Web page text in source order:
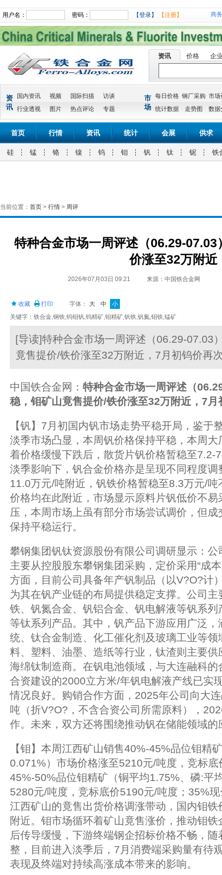
用户名： 密码： 【登录】 【注册】 商
资讯 价格 企
资
讯
国内资讯 视频 国际扫描
访谈
行业透视
图片 热点评论 专题
市
场
每日价格 钢厂采购 市场
统计数据
走势图 数据
首页 行情 资讯 统计 会展 供求
硅 锰 铬 镍 钨 钼 钒 钛 铌 铁
当前位置： 首页 > 行情 > 周评
特种合金市场一周评述（06.29-
价涨至32万附近
2026年07月03日 09:21 来源：中国铁合金网
收藏 打印 字体： 大 中
小
关键字：铁合金,钢铁,钨钼钒,钨精矿,钼精矿,钒铁,钒氮,钼铁,锰矿
[导读]特种合金市场一周评述（06.29-07.03
竟售提价/铁价涨至32万附近，7月初钨价再
中国铁合金网： 特种合金市场一周评述（
稳，钼矿山竟售提价/铁价涨至32万附近， 7 月
【钒】7月初国内钒市场走势平稳开局，鉴于
淡季市场凸显，本周钒价格保持平稳，本周
着价格缓慢下跌后，散货片钒价格暂稳至7.2-
淡季影响下，钒合金价格亦是呈现不同程度
11.0万元/吨附近，钒铁价格暂稳至8.3万元/
价格均在此附近，市场显示原料片钒低价不
压，本周市场上虽有部分市场尝试调价，但
保持平稳运行。
攀钢集团钒钛资源股份有限公司调研显示：
主要从控股股东攀钢集团采购，定价采用“成
方面，目前公司具备年产钒制品（以V?O?计
为其在钒产业链的布局提供稳定支撑。公司
铁、钒氮合金、钒铝合金、钒电解液等钒系
等钛系列产品。其中，钒产品下游应用广泛
统、钛合金制造、化工催化剂及玻璃工业等
料、塑料、油墨、造纸等行业，钛渣则主要
海绵钛制造商。在钒电池领域，与大连融科
合资建设的2000立方米/年钒电解液产线已实
情况良好。购销合作方面，2025年公司向大
吨（折V?O?，不含合资公司所需原料），
作。未来，双方还将围绕推动钒在储能领域
【钼】本周江西矿山销售40%-45%品位钼精
0.071%）市场价格涨至5210元/吨度，竞标
45%-50%品位钼精矿（铜平均1.75%、磷:平
5280元/吨度，竞标底价5190元/吨度；35%
江西矿山的竟售出货价格调涨带动，国内钼
附近。钼市场循环着矿山竟售涨价，推动钼
后传导缓慢，下游终端钢企招标价格不畅，
整，目前进入淡季后，7月消费端采购量有待
表现及终端对持续高涨成本带来的影响。